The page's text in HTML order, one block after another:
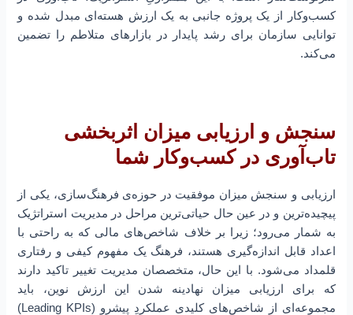
کسب‌و‌کار از یک پروژه جانبی به یک ارزش هسته‌ای مبدل شده و
توانایی سازمان برای رشد پایدار در بازارهای متلاطم را تضمین
می‌کند.
سنجش و ارزیابی میزان اثربخشی
تاب‌آوری در کسب‌و‌کار شما
ارزیابی و سنجش میزان موفقیت در حوزه‌ی فرهنگ‌سازی، یکی از
پیچیده‌ترین و در عین حال حیاتی‌ترین مراحل در مدیریت استراتژیک
به شمار می‌رود؛ زیرا بر خلاف شاخص‌های مالی که به راحتی با
اعداد قابل اندازه‌گیری هستند، فرهنگ یک مفهوم کیفی و رفتاری
قلمداد می‌شود. با این حال، متخصصان مدیریت تغییر تاکید دارند
که برای ارزیابی میزان نهادینه شدن این ارزش نوین، باید
مجموعه‌ای از شاخص‌های کلیدی عملکردِ پیشرو (Leading KPIs)